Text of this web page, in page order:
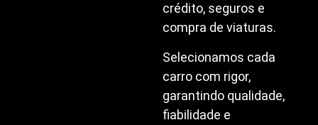
crédito, seguros e
compra de viaturas.
Selecionamos cada
carro com rigor,
garantindo qualidade,
fiabilidade e